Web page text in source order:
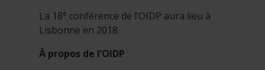
La 18e conférence de l’OIDP aura lieu à
Lisbonne en 2018.
À propos de l’OIDP